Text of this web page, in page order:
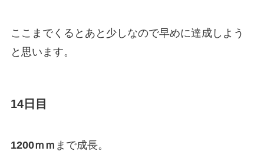
ここまでくるとあと少しなので早めに達成しよう
と思います。
14日目
1200ｍｍ まで成長。